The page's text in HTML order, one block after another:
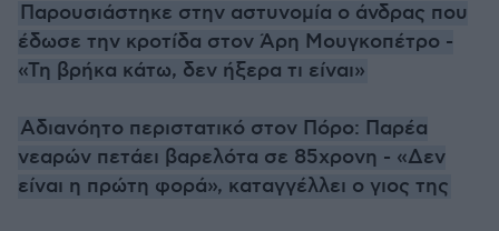
Παρουσιάστηκε στην αστυνομία ο άνδρας που
έδωσε την κροτίδα στον Άρη Μουγκοπέτρο -
«Τη βρήκα κάτω, δεν ήξερα τι είναι»
Αδιανόητο περιστατικό στον Πόρο: Παρέα
νεαρών πετάει βαρελότα σε 85χρονη - «Δεν
είναι η πρώτη φορά», καταγγέλλει ο γιος της